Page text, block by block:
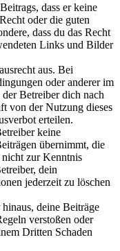
dass er keine
oder die guten
dass du das Recht
Links und Bilder
aus. Bei
oder anderer im
Betreiber dich nach
von der Nutzung dieses
erteilen.
keine
übernimmt, die
nicht zur Kenntnis
dein
jederzeit zu löschen
deine Beiträge
verstoßen oder
Dritten Schaden